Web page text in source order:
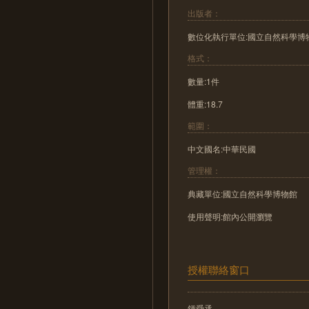
出版者：
數位化執行單位:國立自然科學
格式：
數量:1件
體重:18.7
範圍：
中文國名:中華民國
管理權：
典藏單位:國立自然科學博物館
使用聲明:館內公開瀏覽
授權聯絡窗口